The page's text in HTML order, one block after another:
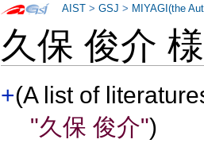
久保 俊介
+(A list of
"久保 俊介")
AIST >GSJ > MIYAGI(the